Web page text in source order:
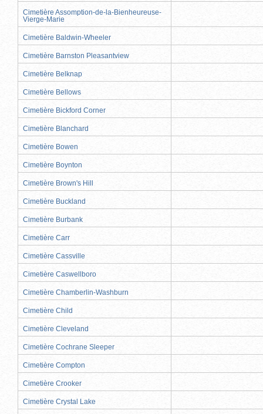
Cimetière Assomption-de-la-Bienheureuse-
Vierge-Marie
Cimetière Baldwin-Wheeler
Cimetière Barnston Pleasantview
Cimetière Belknap
Cimetière Bellows
Cimetière Bickford Corner
Cimetière Blanchard
Cimetière Bowen
Cimetière Boynton
Cimetière Brown's Hill
Cimetière Buckland
Cimetière Burbank
Cimetière Carr
Cimetière Cassville
Cimetière Caswellboro
Cimetière Chamberlin-Washburn
Cimetière Child
Cimetière Cleveland
Cimetière Cochrane Sleeper
Cimetière Compton
Cimetière Crooker
Cimetière Crystal Lake